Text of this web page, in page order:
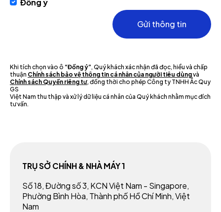
Đồng ý
Gửi thông tin
Khi tích chọn vào ô “Đồng ý”, Quý khách xác nhận đã đọc, hiểu và chấp
thuận Chính sách bảo vệ thông tin cá nhân của người tiêu dùngvà
Chính sách Quyền riêng tư, đồng thời cho phép Công ty TNHH Ắc Quy
GS
Việt Nam thu thập và xử lý dữ liệu cá nhân của Quý khách nhằm mục đích
tư vấn.
TRỤ SỞ CHÍNH & NHÀ MÁY 1
Số 18, Đường số 3, KCN Việt Nam - Singapore,
Phường Bình Hòa, Thành phố Hồ Chí Minh, Việt
Nam